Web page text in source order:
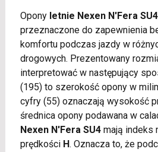
Opony letnie Nexen N'Fera
przeznaczone do zapewnienia
komfortu podczas jazdy w
drogowych. Prezentowany
interpretować w następujący
(195) to szerokość opony w
cyfry (55) oznaczają wysokość
średnica opony podawana w
Nexen N'Fera SU4mają indeks
prędkości H. Oznacza to, że